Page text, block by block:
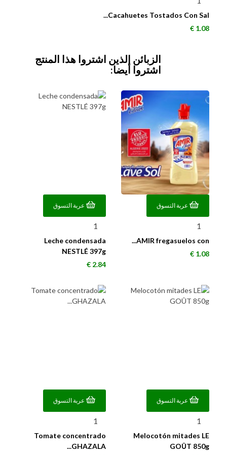
Cacahuetes Tostados Con Sal...
السعر
1.08 €
الزبائن الذين اشتروا هذا المنتج
اشتروا أيضا:
عربة التسوق
AMIR fregasuelos con...
السعر
1.08 €
عربة التسوق
Leche condensada
NESTLÉ 397g
السعر
2.84 €
عربة التسوق
Melocotón mitades LE
GOÛT 850g
عربة التسوق
Tomate concentrado
GHAZALA...